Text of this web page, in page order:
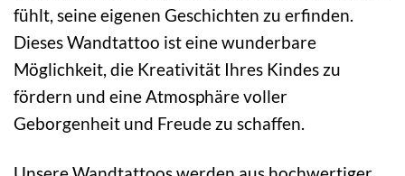
fühlt, seine eigenen Geschichten zu erfinden.
Dieses Wandtattoo ist eine wunderbare
Möglichkeit, die Kreativität Ihres Kindes zu
fördern und eine Atmosphäre voller
Geborgenheit und Freude zu schaffen.